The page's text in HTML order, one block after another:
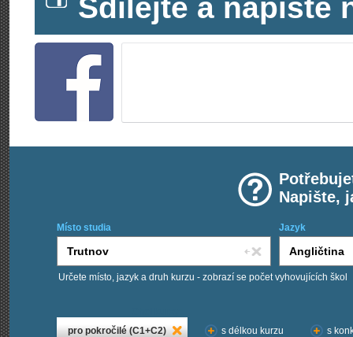
Sdílejte a napište
Napište,
Místo studia Jazyk
Určete místo, jazyk a druh kurzu - zobrazí se počet vyhovujících škol
pro pokročilé (C1+C2)
s délkou kurzu s